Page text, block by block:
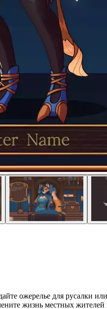
ожерелье для русалки
жизнь местных